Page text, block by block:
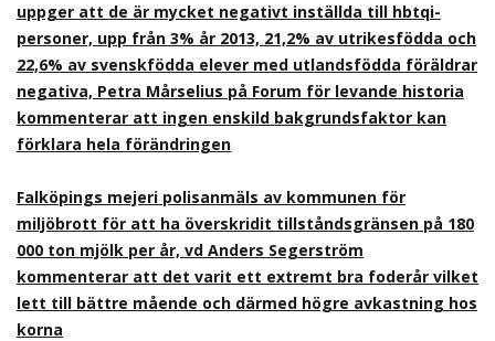
uppger att de är mycket negativt inställda till hbtqi-
personer, upp från 3% år 2013, 21,2% av utrikesfödda och
22,6% av svenskfödda elever med utlandsfödda föräldrar
negativa, Petra Mårselius på Forum för levande historia
kommenterar att ingen enskild bakgrundsfaktor kan
förklara hela förändringen
Falköpings mejeri polisanmäls av kommunen för
miljöbrott för att ha överskridit tillståndsgränsen på 180
000 ton mjölk per år, vd Anders Segerström
kommenterar att det varit ett extremt bra foderår vilket
lett till bättre mående och därmed högre avkastning hos
korna